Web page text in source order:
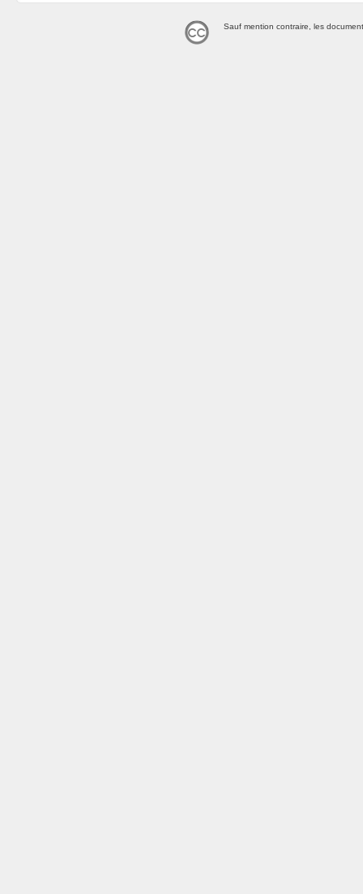
Sauf mention contraire, les